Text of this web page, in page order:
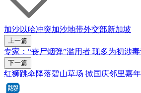
加沙以哈冲突加沙地带外交部新加坡
上一篇
专家：“丧尸烟弹”滥用者 现多为初涉
下一篇
红狮跳伞降落碧山草场 掀国庆邻里嘉